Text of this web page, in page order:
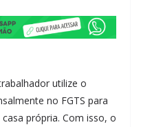
utilize o
no FGTS para
própria. Com isso, o